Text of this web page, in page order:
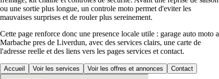
ou une sortie plus longue, un controle moto permet d'eviter les
mauvaises surprises et de rouler plus sereinement.
Cette page renforce donc une presence locale utile : garage auto moto a
Marbache pres de Liverdun, avec des services clairs, une carte de
l'adresse reelle et des liens vers les pages services et contact.
Accueil Voir les services Voir les offres et annonces Contact